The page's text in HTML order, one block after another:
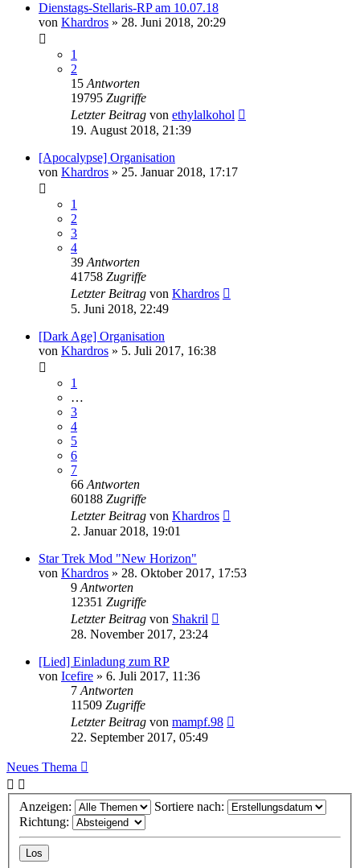
Dienstags-Stellaris-RP am 10.07.18
von Khardros » 28. Juni 2018, 20:29
1
2
15 Antworten
19795 Zugriffe
Letzter Beitrag von ethylalkohol
19. August 2018, 21:39
[Apocalypse] Organisation
von Khardros » 25. Januar 2018, 17:17
1
2
3
4
39 Antworten
41758 Zugriffe
Letzter Beitrag von Khardros
5. Juni 2018, 22:49
[Dark Age] Organisation
von Khardros » 5. Juli 2017, 16:38
1
…
3
4
5
6
7
66 Antworten
60188 Zugriffe
Letzter Beitrag von Khardros
2. Januar 2018, 19:01
Star Trek Mod "New Horizon"
von Khardros » 28. Oktober 2017, 17:53
9 Antworten
12351 Zugriffe
Letzter Beitrag von Shakril
28. November 2017, 23:24
[Lied] Einladung zum RP
von Icefire » 6. Juli 2017, 11:36
7 Antworten
11509 Zugriffe
Letzter Beitrag von mampf.98
22. September 2017, 05:49
Neues Thema
Anzeigen:
Sortiere nach:
Richtung: